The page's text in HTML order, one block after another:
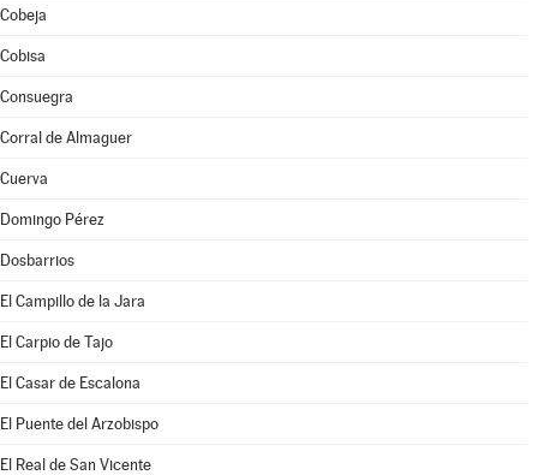
Cobeja
Cobisa
Consuegra
Corral de Almaguer
Cuerva
Domingo Pérez
Dosbarrios
El Campillo de la Jara
El Carpio de Tajo
El Casar de Escalona
El Puente del Arzobispo
El Real de San Vicente